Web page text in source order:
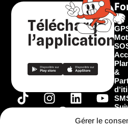
Gérer le
Télécharger
l’application
T
i
I
n
L
i
n
Y
o
u
a
&
Les